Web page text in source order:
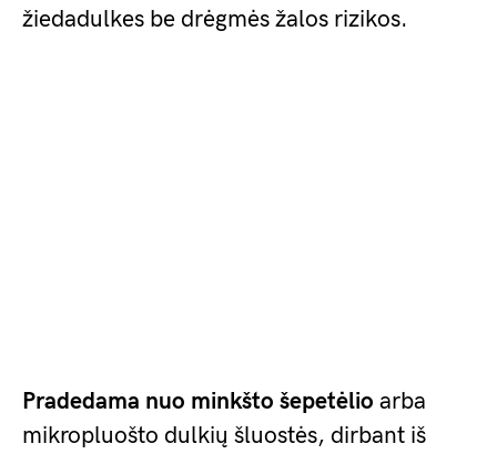
žiedadulkes be drėgmės žalos rizikos.
Pradedama nuo minkšto šepetėlio arba
mikropluošto dulkių šluostės, dirbant iš